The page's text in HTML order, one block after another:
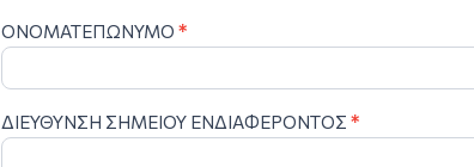
παραπόνου
– ΗΚΑΣΠ/
ΑΦΜ
υποχρεοτικα
ΟΝΟΜΑΤΕΠΩΝΥΜΟ *
ΔΙΕΥΘΥΝΣΗ ΣΗΜΕΙΟΥ ΕΝΔΙΑΦΕΡΟΝΤΟΣ *